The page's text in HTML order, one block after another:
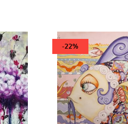
-22%